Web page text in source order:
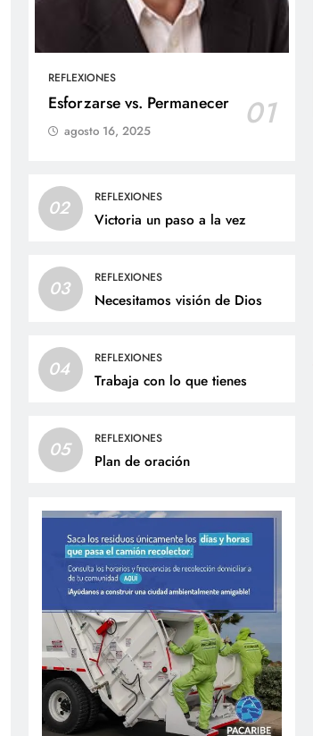
REFLEXIONES
Esforzarse vs. Permanecer 01
agosto 16, 2025
02 REFLEXIONES
Victoria un paso a la vez
03 REFLEXIONES
Necesitamos visión de Dios
04 REFLEXIONES
Trabaja con lo que tienes
05 REFLEXIONES
Plan de oración
SOCIALES
Jaime Andrés Bejarano Castillo
bautismo este domingo
junio 27, 2026